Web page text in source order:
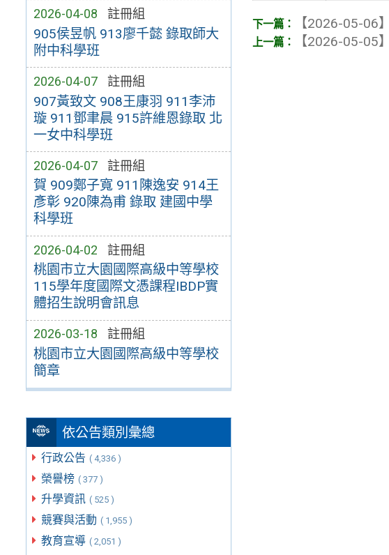
2026-04-08 註冊組
905侯昱帆 913廖千懿 錄取師大
附中科學班
2026-04-07 註冊組
907黃致文 908王康羽 911李沛
璇 911鄧聿晨 915許維恩錄取 北
一女中科學班
2026-04-07 註冊組
賀 909鄭子寬 911陳逸安 914王
彥彰 920陳為甫 錄取 建國中學
科學班
2026-04-02 註冊組
桃園市立大園國際高級中等學校
115學年度國際文憑課程IBDP實
體招生說明會訊息
2026-03-18 註冊組
桃園市立大園國際高級中等學校
簡章
依公告類別彙總
行政公告 ( 4,336 )
榮譽榜 ( 377 )
升學資訊 ( 525 )
競賽與活動 ( 1,955 )
教育宣導 ( 2,051 )
【2026-05-06】
【2026-05-05】